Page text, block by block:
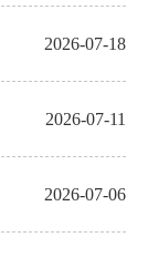
2026-07-18
2026-07-11
2026-07-06